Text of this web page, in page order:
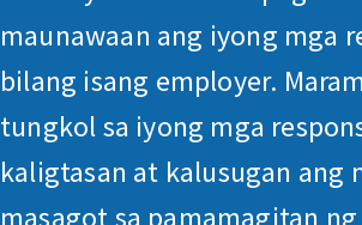
maunawaan ang iyong mga
bilang isang employer.
tungkol sa iyong mga
kaligtasan at kalusugan ang
masagot sa pamamagitan